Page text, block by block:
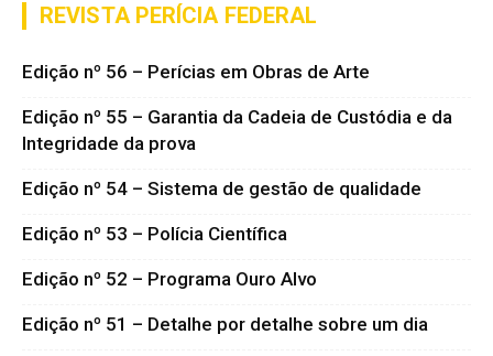
REVISTA PERÍCIA FEDERAL
Edição nº 56 – Perícias em Obras de Arte
Edição nº 55 – Garantia da Cadeia de Custódia e da
Integridade da prova
Edição nº 54 – Sistema de gestão de qualidade
Edição nº 53 – Polícia Científica
Edição nº 52 – Programa Ouro Alvo
Edição nº 51 – Detalhe por detalhe sobre um dia